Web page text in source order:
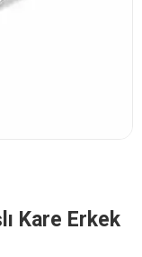
Kare Erkek